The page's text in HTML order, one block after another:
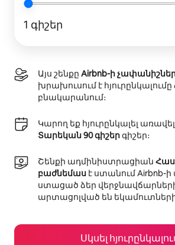
1 գիշեր
Այս շենքը Airbnb-ի
խրախուսում է հյուրընկալումը
բնակարանում։
Կարող եք հյուրընկալել
Տարեկան 90 գիշերգիշեր։
Շենքի ադմինիստրացիան
բաժնեմաս է ստանում Airbnb-ի
ստացած ձեր
արտացոլված են
Սկսել